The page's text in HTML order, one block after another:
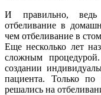
И правильно, ведь
отбеливание в
чем отбеливание в
Еще несколько лет
сложным
создании
пациента. Только
решались на